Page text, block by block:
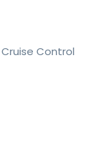
Cruise Control